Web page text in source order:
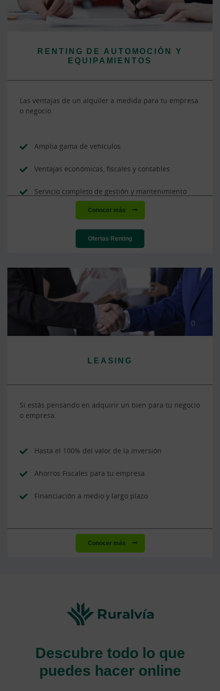
RENTING DE AUTOMOCIÓN Y
EQUIPAMIENTOS
Las ventajas de un alquiler a medida para tu empresa
o negocio.
Amplia gama de vehículos
Ventajas económicas, fiscales y contables
Servicio completo de gestión y mantenimiento
Conocer más
Ofertas Renting
LEASING
Si estás pensando en adquirir un bien para tu negocio
o empresa.
Hasta el 100% del valor de la inversión
Ahorros Fiscales para tu empresa
Financiación a medio y largo plazo
Conocer más
Descubre todo lo que
puedes hacer online